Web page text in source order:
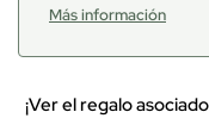
Más información
¡Ver el regalo